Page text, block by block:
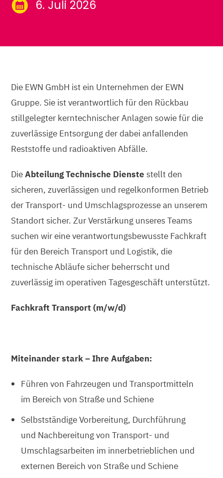
6. Juli 2026
Die EWN GmbH ist ein Unternehmen der EWN
Gruppe. Sie ist verantwortlich für den Rückbau
stillgelegter kerntechnischer Anlagen sowie für die
zuverlässige Entsorgung der dabei anfallenden
Reststoffe und radioaktiven Abfälle.
DieAbteilung Technische Dienste stellt den
sicheren, zuverlässigen und regelkonformen Betrieb
der Transport- und Umschlagsprozesse an unserem
Standort sicher. Zur Verstärkung unseres Teams
suchen wir eine verantwortungsbewusste Fachkraft
für den Bereich Transport und Logistik, die
technische Abläufe sicher beherrscht und
zuverlässig im operativen Tagesgeschäft unterstützt.
Fachkraft Transport (m/w/d)
Miteinander stark – Ihre Aufgaben:
Führen von Fahrzeugen und Transportmitteln
im Bereich von Straße und Schiene
Selbstständige Vorbereitung, Durchführung
und Nachbereitung von Transport- und
Umschlagsarbeiten im innerbetrieblichen und
externen Bereich von Straße und Schiene